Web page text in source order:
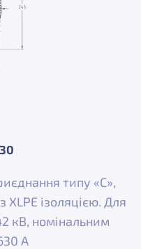
типу «С»,
ізоляцією. Для
кВ, номінальним
A